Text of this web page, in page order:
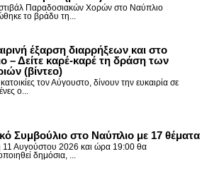
Παραδοσιακών Χορών στο Ναύπλιο
το βράδυ τη...
έξαρση διαρρήξεων και στο
– Δείτε καρέ-καρέ τη δράση των
(βίντεο)
τον Αύγουστο, δίνουν την ευκαιρία σε
ο...
Συμβούλιο στο Ναύπλιο με 17 θέματα
11 Αυγούστου 2026 και ώρα 19:00 θα
δημόσια, ...